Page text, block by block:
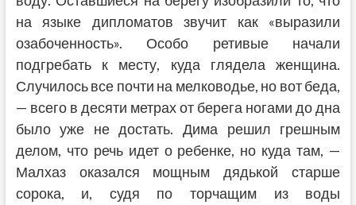
на языке дипломатов звучит как «выразили
озабоченность». Особо ретивые начали
подгребать к месту, куда глядела женщина.
Случилось все почти на мелководье, но вот беда,
— всего в десяти метрах от берега ногами до дна
было уже не достать. Дима решил грешным
делом, что речь идет о ребенке, но куда там, —
Малхаз оказался мощным дядькой старше
сорока, и, судя по торчащим из воды